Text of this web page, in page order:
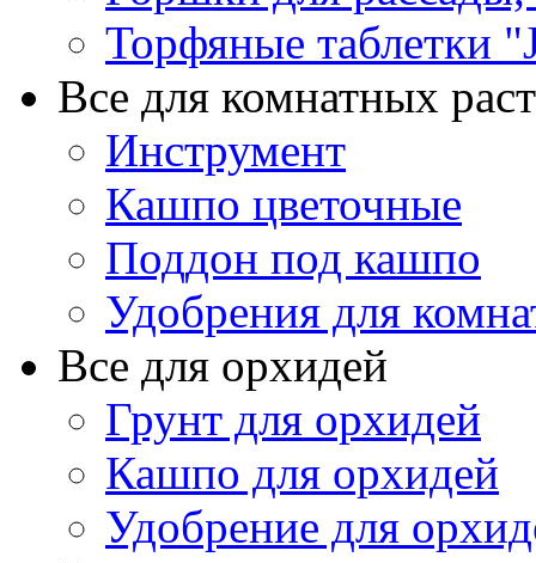
Торфяные таблетки
Все для комнатных
Инструмент
Кашпо цветочные
Поддон под кашпо
Удобрения для
Все для орхидей
Грунт для орхидей
Кашпо для орхидей
Удобрение для